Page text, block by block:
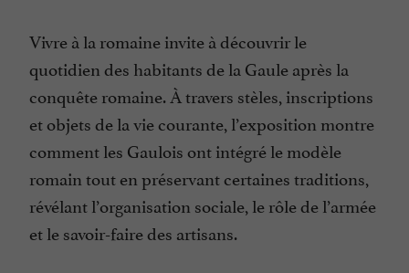
Vivre à la romaine invite à découvrir le
quotidien des habitants de la Gaule après la
conquête romaine. À travers stèles, inscriptions
et objets de la vie courante, l’exposition montre
comment les Gaulois ont intégré le modèle
romain tout en préservant certaines traditions,
révélant l’organisation sociale, le rôle de l’armée
et le savoir-faire des artisans.